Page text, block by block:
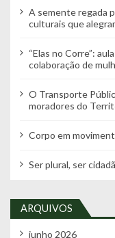
A semente regada
culturais que
“Elas no Corre”:
colaboração de
O Transporte
moradores do
Corpo em
Ser plural, ser
ARQUIVOS
junho 2026